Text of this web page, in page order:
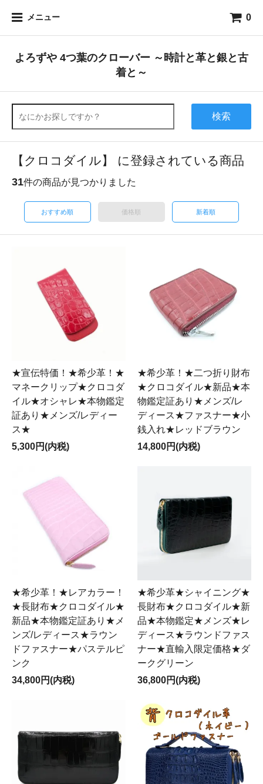
メニュー 0
よろずや 4つ葉のクローバー ～時計と革と銀と古
着と～
検索
【クロコダイル】 に登録されている商品
31件の商品が見つかりました
おすすめ順 価格順 新着順
★宣伝特価！★希少革！★
マネークリップ★クロコダ
イル★オシャレ★本物鑑定
証あり★メンズ/レディー
ス★
5,300円(内税)
★希少革！★二つ折り財布
★クロコダイル★新品★本
物鑑定証あり★メンズ/レ
ディース★ファスナー★小
銭入れ★レッドブラウン
14,800円(内税)
★希少革！★レアカラー！
★長財布★クロコダイル★
新品★本物鑑定証あり★メ
ンズ/レディース★ラウン
ドファスナー★パステルピ
ンク
34,800円(内税)
★希少革★シャイニング★
長財布★クロコダイル★新
品★本物鑑定★メンズ★レ
ディース★ラウンドファス
ナー★直輸入限定価格★ダ
ークグリーン
36,800円(内税)